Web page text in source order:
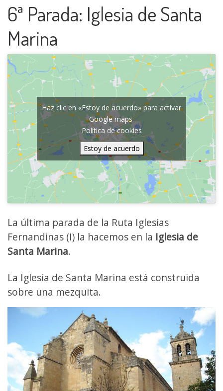
6ª Parada: Iglesia de Santa
Marina
Haz clic en «Estoy de acuerdo» para activar
Google maps
Política de cookies
Estoy de acuerdo
La última parada de la Ruta Iglesias
Fernandinas (I) la hacemos en la Iglesia de
Santa Marina.
La Iglesia de Santa Marina está construida
sobre una mezquita.